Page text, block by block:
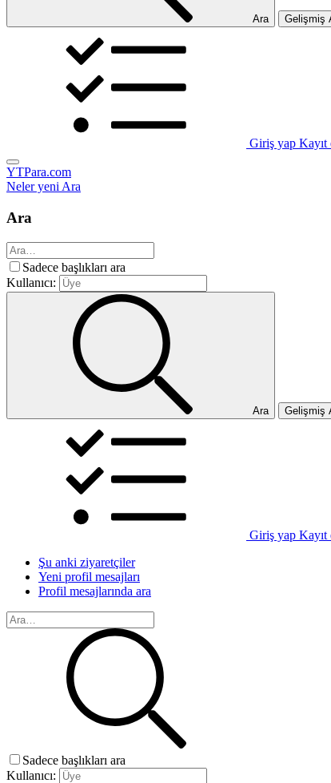
Ara Gelişmiş
Giriş yap Kayıt
YTPara.com
Neler yeniAra
Ara
Sadece başlıkları ara
Kullanıcı:
Ara Gelişmiş
Giriş yap Kayıt
Şu anki ziyaretçiler
Yeni profil mesajları
Profil mesajlarında ara
Sadece başlıkları ara
Kullanıcı: